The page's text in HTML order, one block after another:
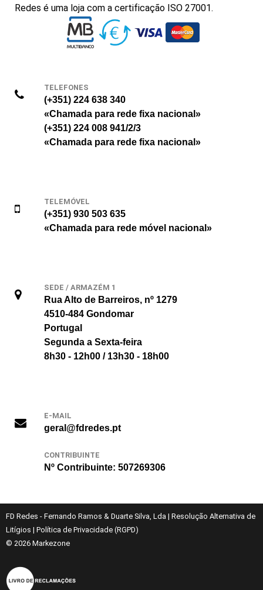
Redes é uma loja com a certificação ISO 27001.
TELEFONES
(+351) 224 638 340
«Chamada para rede fixa nacional»
(+351) 224 008 941/2/3
«Chamada para rede fixa nacional»
TELEMÓVEL
(+351) 930 503 635
«Chamada para rede móvel nacional»
SEDE / ARMAZÉM 1
Rua Alto de Barreiros, nº 1279
4510-484 Gondomar
Portugal
Segunda a Sexta-feira
8h30 - 12h00 / 13h30 - 18h00
E-MAIL
geral@fdredes.pt
CONTRIBUINTE
Nº Contribuinte: 507269306
FD Redes - Fernando Ramos & Duarte Silva, Lda | Resolução Alternativa de
Litígios | Política de Privacidade (RGPD)
© 2026 Markezone